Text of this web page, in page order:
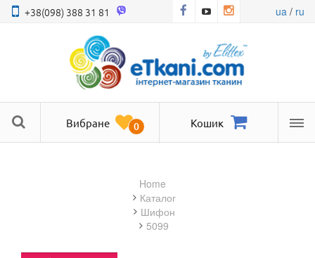
+38(098) 388 31 81 ua/ ru
Вибране 0 Кошик
Home
Каталог
шифон
5099